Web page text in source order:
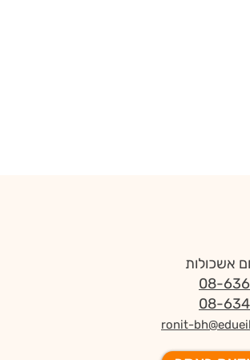
08-
08-
ronit-